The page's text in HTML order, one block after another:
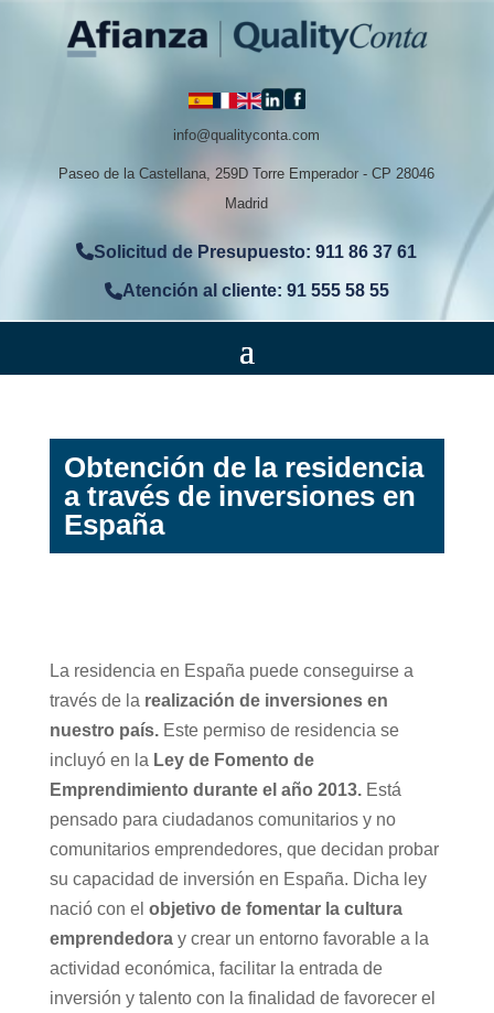
info@qualityconta.com
Paseo de la Castellana, 259D Torre Emperador - CP 28046
Madrid
Solicitud de Presupuesto: 911 86 37 61
Atención al cliente: 91 555 58 55
Obtención de la residencia
a través de inversiones en
España
La residencia en España puede conseguirse a
través de la realización de inversiones en
nuestro país. Este permiso de residencia se
incluyó en la Ley de Fomento de
Emprendimiento durante el año 2013. Está
pensado para ciudadanos comunitarios y no
comunitarios emprendedores, que decidan probar
su capacidad de inversión en España. Dicha ley
nació con el objetivo de fomentar la cultura
emprendedoray crear un entorno favorable a la
actividad económica, facilitar la entrada de
inversión y talento con la finalidad de favorecer el